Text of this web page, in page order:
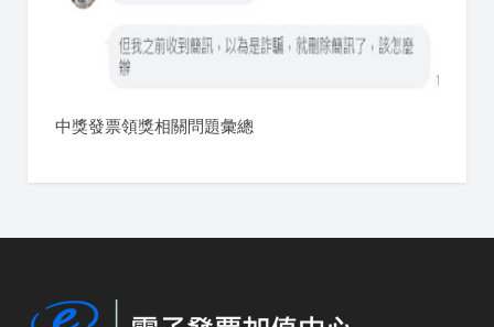
中獎發票領獎相關問題彙總